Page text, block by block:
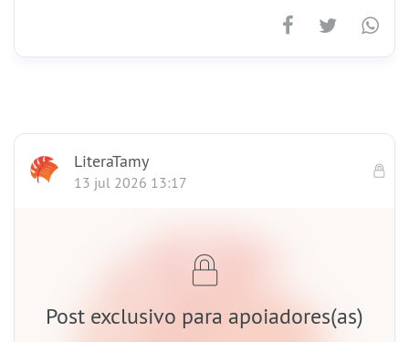
LiteraTamy
13 jul 2026 13:17
Post exclusivo para apoiadores(as)